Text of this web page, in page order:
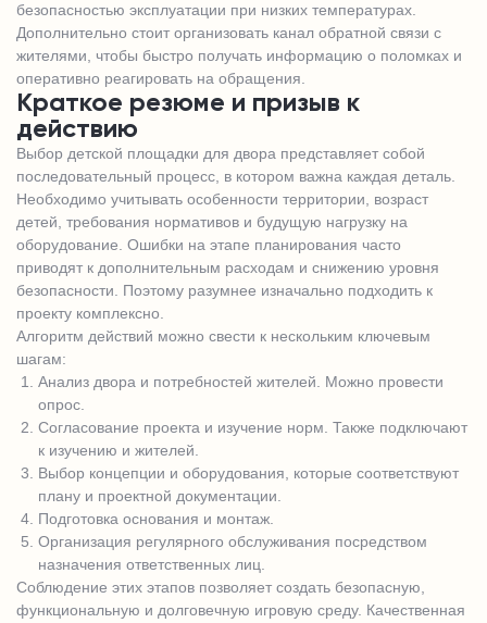
безопасностью эксплуатации при низких температурах.
Дополнительно стоит организовать канал обратной связи с
жителями, чтобы быстро получать информацию о поломках и
оперативно реагировать на обращения.
Краткое резюме и призыв к
действию
Выбор детской площадки для двора представляет собой
последовательный процесс, в котором важна каждая деталь.
Необходимо учитывать особенности территории, возраст
детей, требования нормативов и будущую нагрузку на
оборудование. Ошибки на этапе планирования часто
приводят к дополнительным расходам и снижению уровня
безопасности. Поэтому разумнее изначально подходить к
проекту комплексно.
Алгоритм действий можно свести к нескольким ключевым
шагам:
Анализ двора и потребностей жителей. Можно провести
опрос.
Согласование проекта и изучение норм. Также подключают
к изучению и жителей.
Выбор концепции и оборудования, которые соответствуют
плану и проектной документации.
Подготовка основания и монтаж.
Организация регулярного обслуживания посредством
назначения ответственных лиц.
Соблюдение этих этапов позволяет создать безопасную,
функциональную и долговечную игровую среду. Качественная